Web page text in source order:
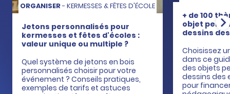
ORGANISER- KERMESSES & FÊTES D'ÉCOLE
Jetons personnalisés pour
kermesses et fêtes d'écoles :
valeur unique ou multiple ?
Quel système de jetons en bois
personnalisés choisir pour votre
événement ? Conseils pratiques,
exemples de tarifs et astuces
+ de 100
objet
dessins
Choisissez
dans ce
des objets
dessins des
pour